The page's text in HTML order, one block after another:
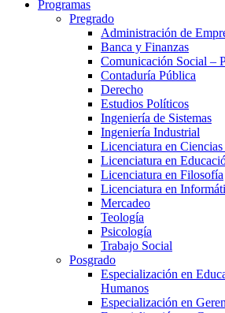
Programas
Pregrado
Administración de
Banca y Finanzas
Comunicación Social –
Contaduría Pública
Derecho
Estudios Políticos
Ingeniería de Sistemas
Ingeniería Industrial
Licenciatura en Ciencias
Licenciatura en
Licenciatura en Filosofía
Licenciatura en
Mercadeo
Teología
Psicología
Trabajo Social
Posgrado
Especialización en
Humanos
Especialización en